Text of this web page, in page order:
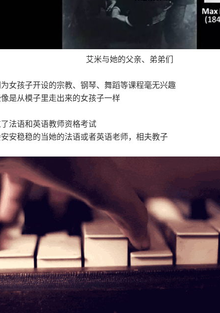
艾米与她的父亲、弟弟们
孩子开设的宗教、钢琴、舞蹈等课程毫无兴趣
从模子里走出来的女孩子一样
法语和英语教师资格考试
稳稳的当她的法语或者英语老师，相夫教子